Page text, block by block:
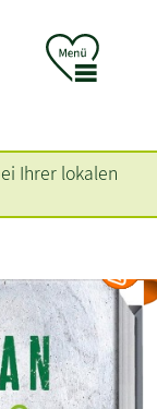
Ihrer lokalen